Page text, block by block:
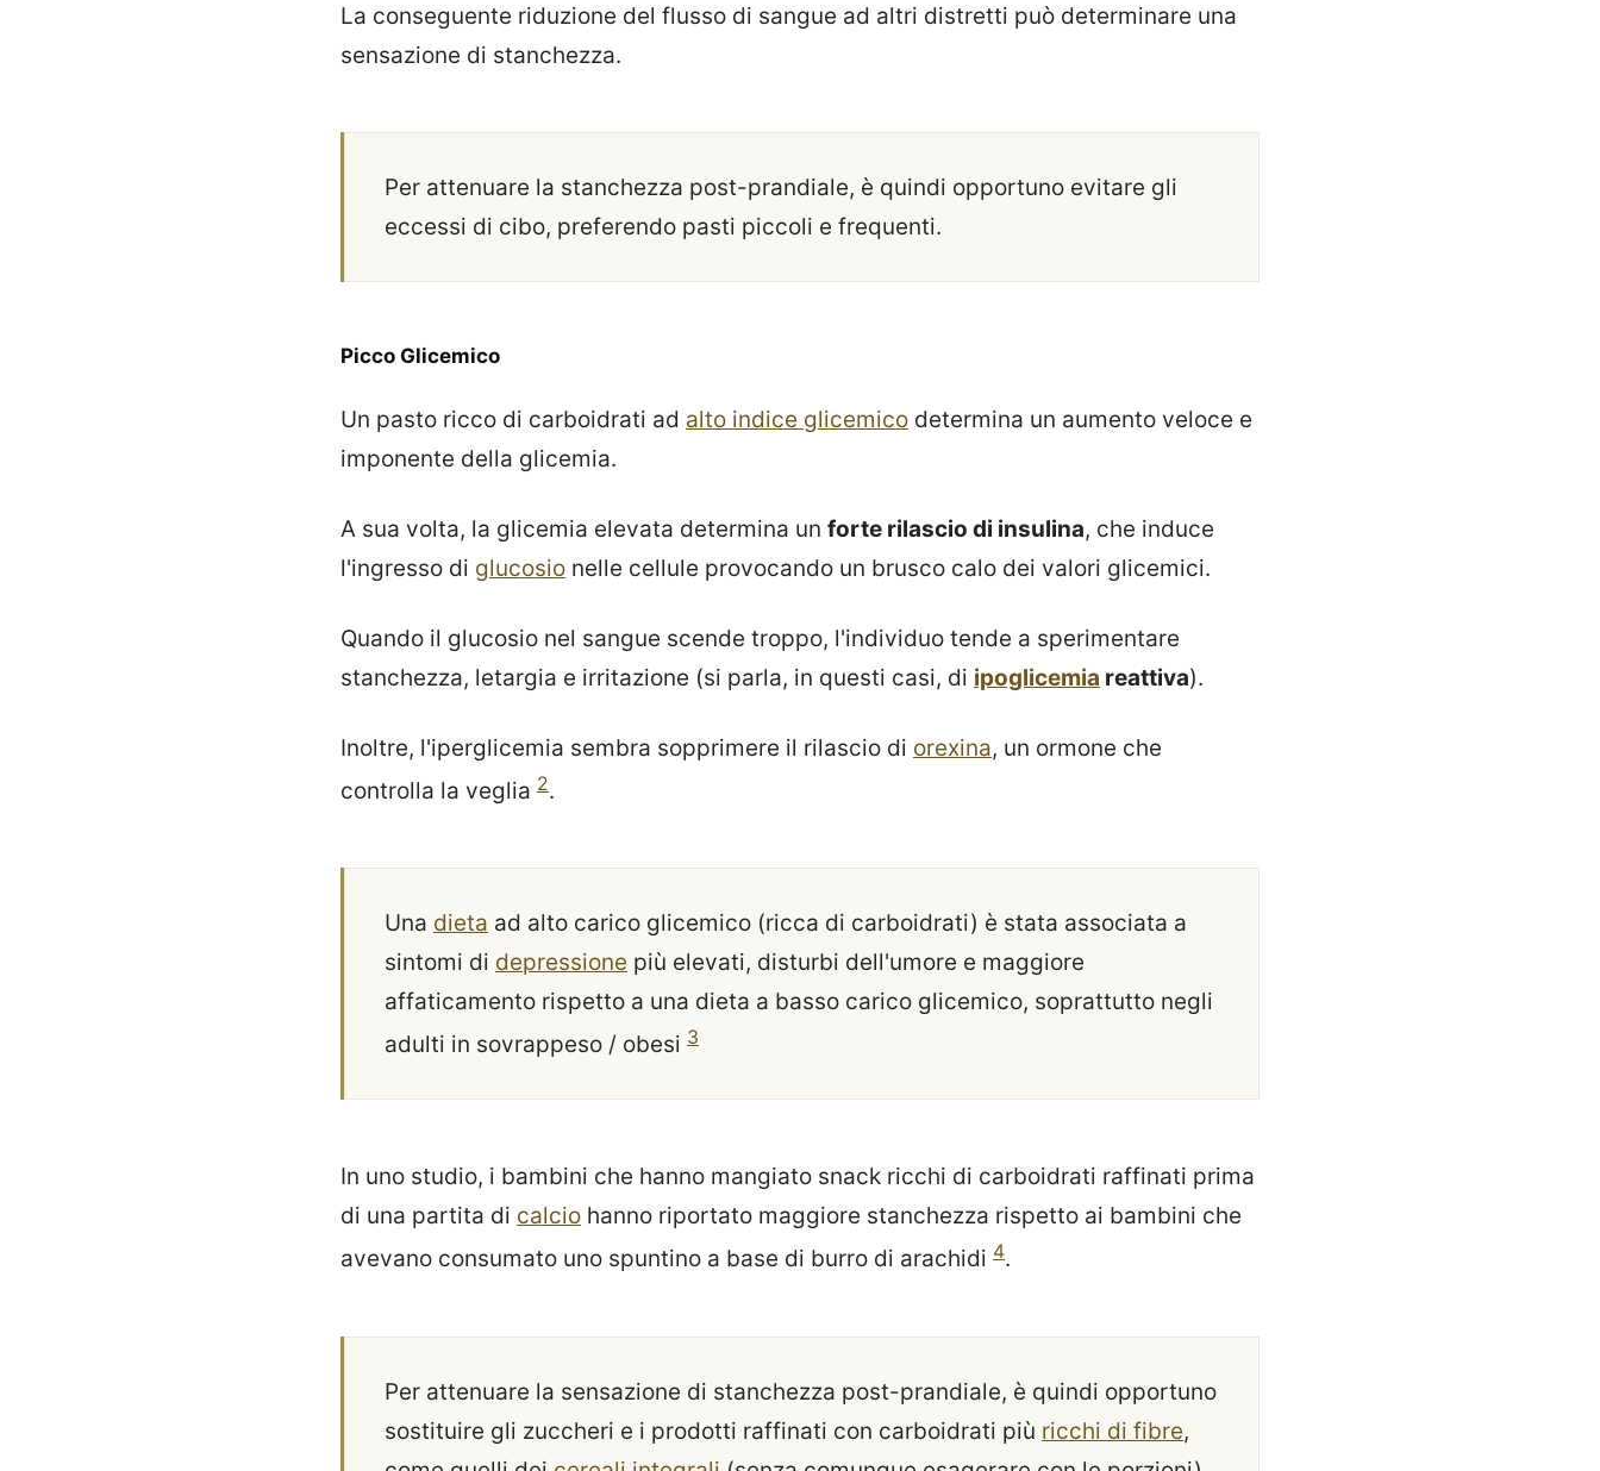
La conseguente riduzione del flusso di sangue ad altri distretti può determinare una
sensazione di stanchezza.
Per attenuare la stanchezza post-prandiale, è quindi opportuno evitare gli
eccessi di cibo, preferendo pasti piccoli e frequenti.
Picco Glicemico
Un pasto ricco di carboidrati ad alto indice glicemico determina un aumento veloce e
imponente della glicemia.
A sua volta, la glicemia elevata determina un forte rilascio di insulina, che induce
l'ingresso di glucosio nelle cellule provocando un brusco calo dei valori glicemici.
Quando il glucosio nel sangue scende troppo, l'individuo tende a sperimentare
stanchezza, letargia e irritazione (si parla, in questi casi, di ipoglicemia reattiva).
Inoltre, l'iperglicemia sembra sopprimere il rilascio di orexina, un ormone che
controlla la veglia 2.
Una dieta ad alto carico glicemico (ricca di carboidrati) è stata associata a
sintomi di depressione più elevati, disturbi dell'umore e maggiore
affaticamento rispetto a una dieta a basso carico glicemico, soprattutto negli
adulti in sovrappeso / obesi 3
In uno studio, i bambini che hanno mangiato snack ricchi di carboidrati raffinati prima
di una partita di calcio hanno riportato maggiore stanchezza rispetto ai bambini che
avevano consumato uno spuntino a base di burro di arachidi 4.
Per attenuare la sensazione di stanchezza post-prandiale, è quindi opportuno
sostituire gli zuccheri e i prodotti raffinati con carboidrati più ricchi di fibre,